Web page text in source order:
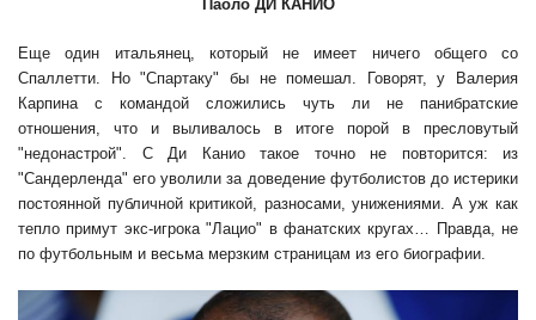
Паоло ДИ КАНИО
Еще один итальянец, который не имеет ничего общего со
Спаллетти. Но "Спартаку" бы не помешал. Говорят, у Валерия
Карпина с командой сложились чуть ли не панибратские
отношения, что и выливалось в итоге порой в пресловутый
"недонастрой". С Ди Канио такое точно не повторится: из
"Сандерленда" его уволили за доведение футболистов до истерики
постоянной публичной критикой, разносами, унижениями. А уж как
тепло примут экс-игрока "Лацио" в фанатских кругах… Правда, не
по футбольным и весьма мерзким страницам из его биографии.